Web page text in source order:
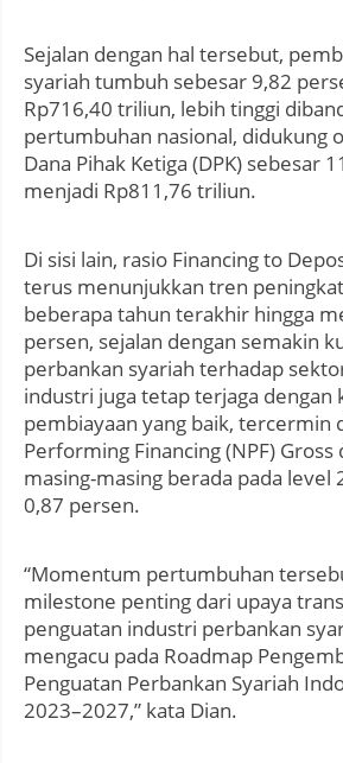
Sejalan dengan hal tersebut,
syariah tumbuh sebesar 9,82
Rp716,40 triliun, lebih tinggi
pertumbuhan nasional, didukung
Dana Pihak Ketiga (DPK) sebesar
menjadi Rp811,76 triliun.
Di sisi lain, rasio Financing to
terus menunjukkan tren
beberapa tahun terakhir hingga
persen, sejalan dengan semakin
perbankan syariah terhadap
industri juga tetap terjaga dengan
pembiayaan yang baik, tercermin
Performing Financing (NPF) Gross
masing-masing berada pada level
0,87 persen.
“Momentum pertumbuhan
milestone penting dari upaya
penguatan industri perbankan
mengacu pada Roadmap
Penguatan Perbankan Syariah
2023–2027,” kata Dian.